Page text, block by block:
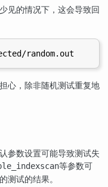
见的情况下，这会导致回
心，除非随机测试重复地
参数设置可能导致测试失
等参数可
的测试的结果。